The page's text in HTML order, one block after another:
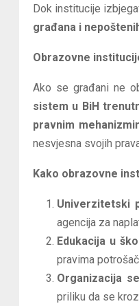
Dok institucije
građana i
Obrazovne
Ako se građani ne
sistem u BiH
pravnim
nesvjesna svojih
Kako obrazovne
Univerzitetski
agencija za
Edukacija u
pravima
Organizacija
priliku da se